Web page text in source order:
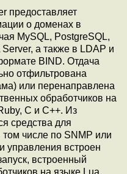
предоставляет
о доменах в
MySQL, PostgreSQL,
а также в LDAP и
BIND. Отдача
отфильтрована
или перенаправлена
обработчиков на
C и C++. Из
средства для
том числе по SNMP или
управления встроен
встроенный
на языке Lua,